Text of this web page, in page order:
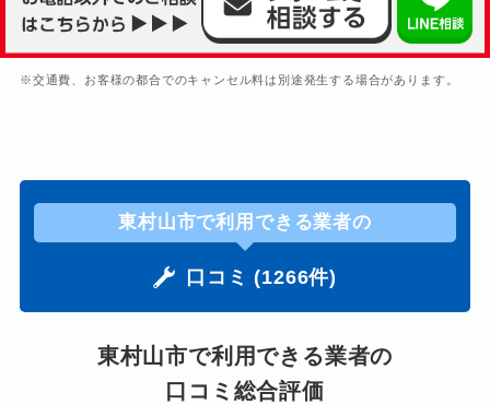
※交通費、お客様の都合でのキャンセル料は別途発生する場合があります。
東村山市で利用できる業者の
口コミ (1266件)
東村山市で利用できる業者の
口コミ総合評価